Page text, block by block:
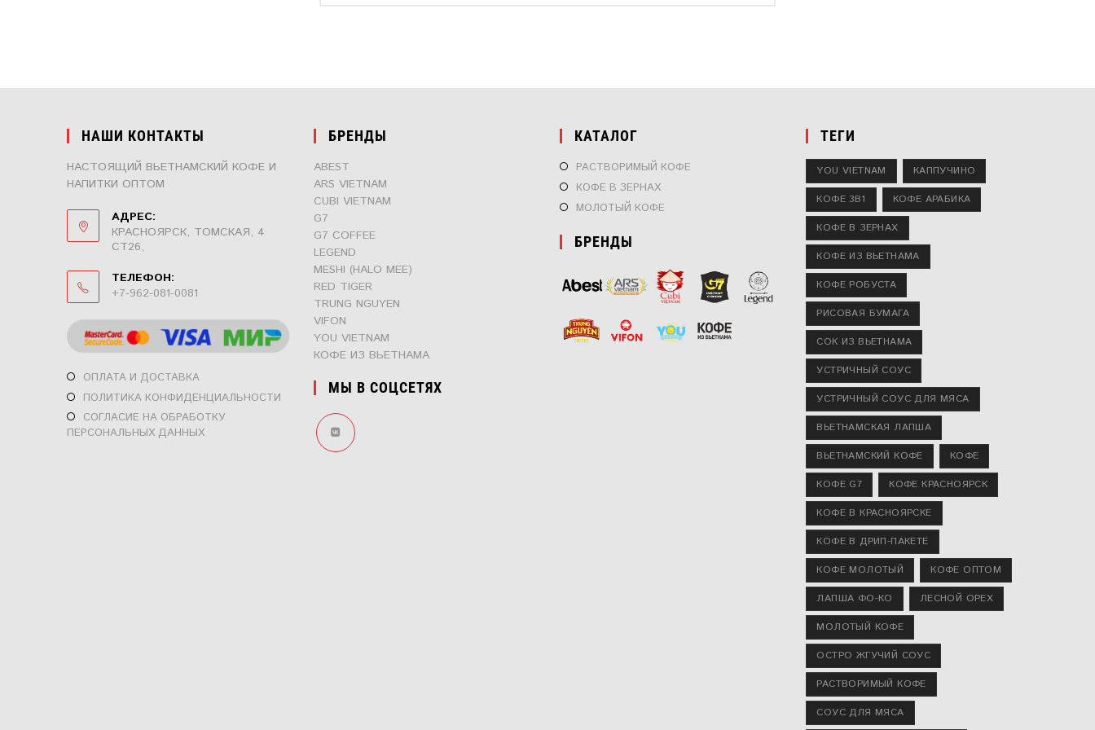
НАШИ КОНТАКТЫ
НАСТОЯЩИЙ ВЬЕТНАМСКИЙ КОФЕ И
НАПИТКИ ОПТОМ
АДРЕС:
КРАСНОЯРСК, ТОМСКАЯ, 4
СТ26,
ТЕЛЕФОН:
+7-962-081-0081
ВАШЕМ
ОПЛАТА И ДОСТАВКАОТКРОЕТСЯ
В
НОВОЙ
ВКЛАДКЕ
ПОЛИТИКА КОНФИДЕНЦИАЛЬНОСТИ ОТКРОЕТСЯ
НОВОЙ
ВКЛАДКЕ
СОГЛАСИЕ НА ОБРАБОТКУ
ПЕРСОНАЛЬНЫХ ДАННЫХ
ОТКРОЕТСЯ
НОВОЙ
БРЕНДЫ
ABEST
ARS VIETNAM
CUBI VIETNAM
G7
G7 COFFEE
LEGEND
MESHI (HALO MEE)
RED TIGER
TRUNG NGUYEN
VIFON
YOU VIETNAM
КОФЕ ИЗ ВЬЕТНАМА
МЫ В СОЦСЕТЯХ
КАТАЛОГ
РАСТВОРИМЫЙ КОФЕ
КОФЕ В ЗЕРНАХ
МОЛОТЫЙ КОФЕ
БРЕНДЫ
ТЕГИ
YOU VIETNAM КАППУЧИНО
КОФЕ 3В1 КОФЕ АРАБИКА
КОФЕ В ЗЕРНАХ
КОФЕ ИЗ ВЬЕТНАМА
КОФЕ РОБУСТА
РИСОВАЯ БУМАГА
СОК ИЗ ВЬЕТНАМА
УСТРИЧНЫЙ СОУС
УСТРИЧНЫЙ СОУС ДЛЯ МЯСА
ВЬЕТНАМСКАЯ ЛАПША
ВЬЕТНАМСКИЙ КОФЕ КОФЕ
КОФЕ G7 КОФЕ КРАСНОЯРСК
КОФЕ В КРАСНОЯРСКЕ
КОФЕ В ДРИП-ПАКЕТЕ
КОФЕ МОЛОТЫЙ КОФЕ ОПТОМ
ЛАПША ФО-КО ЛЕСНОЙ ОРЕХ
МОЛОТЫЙ КОФЕ
ОСТРО ЖГУЧИЙ СОУС
РАСТВОРИМЫЙ КОФЕ
СОУС ДЛЯ МЯСА